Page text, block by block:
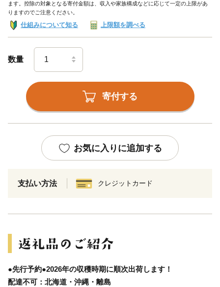
ます。控除の対象となる寄付金額は、収入や家族構成などに応じて一定の上限があ
りますのでご注意ください。
仕組みについて知る 上限額を調べる
数量
寄付する
お気に入りに追加する
支払い方法 クレジットカード
●先行予約●2026年の収穫時期に順次出荷します！
配達不可：北海道・沖縄・離島